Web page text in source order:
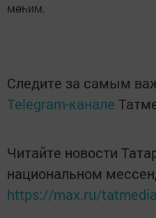
мөһим.
Следите за самым
Telegram-канале
Читайте новости
национальном
https://max.ru/tatmedia